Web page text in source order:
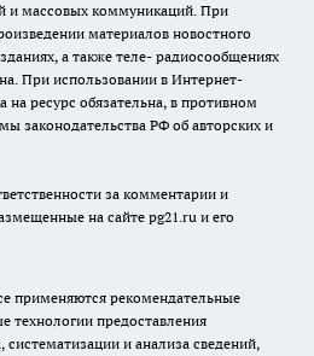
и массовых коммуникаций. При
материалов новостного
а также теле- радиосообщениях
При использовании в Интернет-
на ресурс обязательна, в противном
законодательства РФ об авторских и
за комментарии и
на сайте pg21.ru и его
применяются рекомендательные
технологии предоставления
и анализа сведений,